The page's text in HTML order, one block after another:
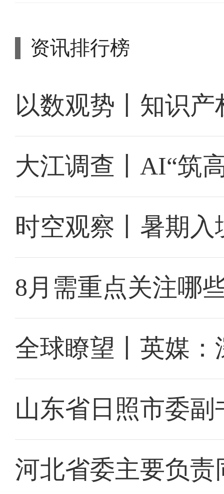
资讯排行榜
以数观势丨知识
大江调查丨AI“筑
时空观察丨暑期入
8月需重点关注哪
全球瞭望丨英媒
山东省日照市委
河北省委主要负